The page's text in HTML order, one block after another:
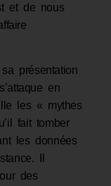
et de nous
sa présentation
en
les « mythes
fait tomber
les données
Il
des